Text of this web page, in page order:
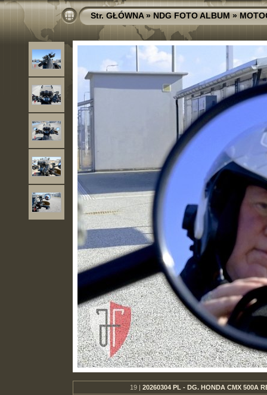
Str. GŁÓWNA»NDG FOTO ALBUM»
19 | 20260304 PL - DG. HONDA CMX 500A